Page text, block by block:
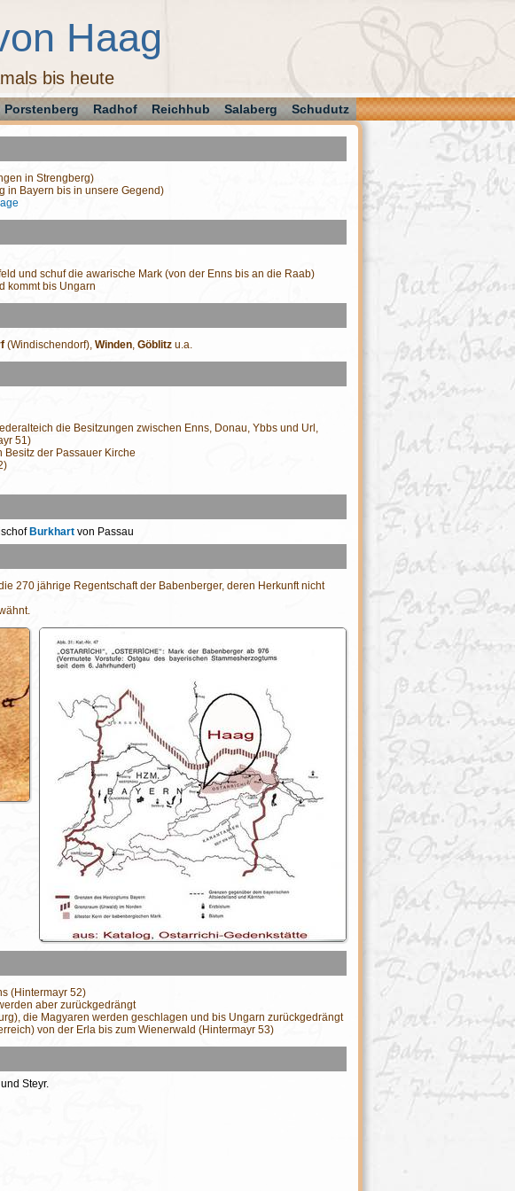
Haag
bis heute
Porstenberg Radhof Reichhub Salaberg Schudutz
in Strengberg)
in Bayern bis in unsere Gegend)
und schuf die awarische Mark (von der Enns bis an die Raab)
kommt bis Ungarn
(Windischendorf), Winden, Göblitz u.a.
die Besitzungen zwischen Enns, Donau, Ybbs und Url,
51)
der Passauer Kirche
Burkhart von Passau
270 jährige Regentschaft der Babenberger, deren Herkunft nicht
(Hintermayr 52)
aber zurückgedrängt
die Magyaren werden geschlagen und bis Ungarn zurückgedrängt
von der Erla bis zum Wienerwald (Hintermayr 53)
Steyr.